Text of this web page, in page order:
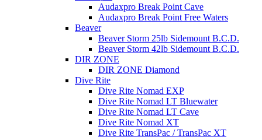
Audaxpro Break Point Cave
Audaxpro Break Point Free Waters
Beaver
Beaver Storm 25lb Sidemount B.C.D.
Beaver Storm 42lb Sidemount B.C.D.
DIR ZONE
DIR ZONE Diamond
Dive Rite
Dive Rite Nomad EXP
Dive Rite Nomad LT Bluewater
Dive Rite Nomad LT Cave
Dive Rite Nomad XT
Dive Rite TransPac / TransPac XT